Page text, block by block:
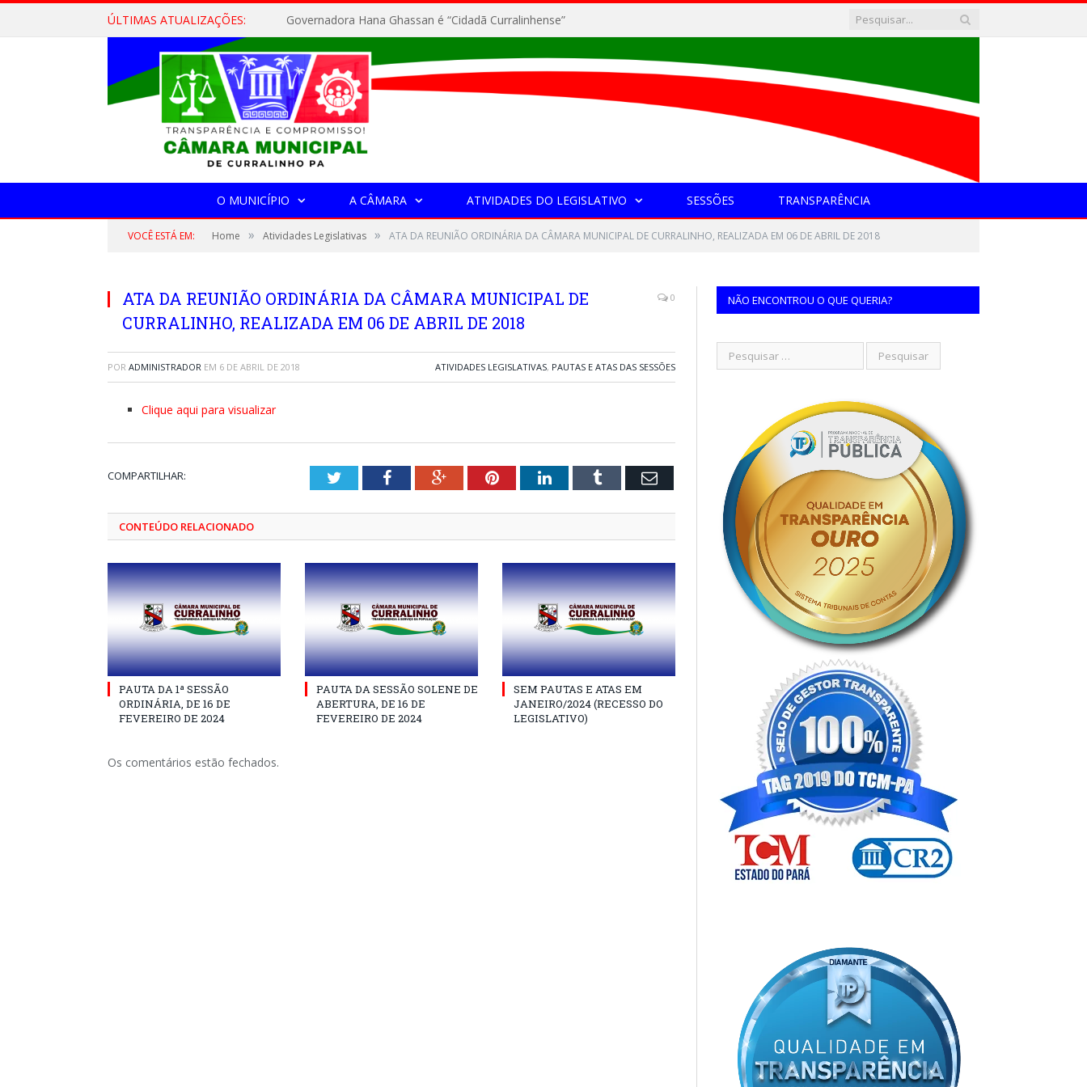
ÚLTIMAS ATUALIZAÇÕES: Governadora Hana Ghassan é “Cidadã Curralinhense”
O MUNICÍPIO A CÂMARA ATIVIDADES DO LEGISLATIVO SESSÕES TRANSPARÊNCIA
VOCÊ ESTÁ EM: Home » Atividades Legislativas » ATA DA REUNIÃO ORDINÁRIA DA CÂMARA MUNICIPAL DE CURRALINHO, REALIZADA EM 06 DE ABRIL DE 2018
ATA DA REUNIÃO ORDINÁRIA DA CÂMARA MUNICIPAL DE
CURRALINHO, REALIZADA EM 06 DE ABRIL DE 2018
0
POR ADMINISTRADOR EM 6 DE ABRIL DE 2018 ATIVIDADES LEGISLATIVAS, PAUTAS E ATAS DAS SESSÕES
Clique aqui para visualizar
COMPARTILHAR: TwitterFacebookGoogle+PinterestLinkedInTumblr Email
CONTEÚDO RELACIONADO
PAUTA DA 1ª SESSÃO
ORDINÁRIA, DE 16 DE
FEVEREIRO DE 2024
PAUTA DA SESSÃO SOLENE DE
ABERTURA, DE 16 DE
FEVEREIRO DE 2024
SEM PAUTAS E ATAS EM
JANEIRO/2024 (RECESSO DO
LEGISLATIVO)
Os comentários estão fechados.
NÃO ENCONTROU O QUE QUERIA?